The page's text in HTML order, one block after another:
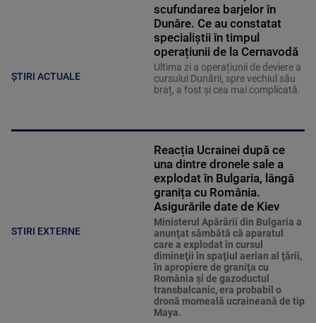
ȘTIRI ACTUALE
scufundarea barjelor în
Dunăre. Ce au constatat
specialiștii în timpul
operațiunii de la Cernavodă
Ultima zi a operațiunii de deviere a
cursului Dunării, spre vechiul său
braț, a fost și cea mai complicată.
STIRI EXTERNE
Reacția Ucrainei după ce
una dintre dronele sale a
explodat în Bulgaria, lângă
granița cu România.
Asigurările date de Kiev
Ministerul Apărării din Bulgaria a
anunţat sâmbătă că aparatul
care a explodat în cursul
dimineţii în spaţiul aerian al ţării,
în apropiere de graniţa cu
România şi de gazoductul
transbalcanic, era probabil o
dronă momeală ucraineană de tip
Maya.